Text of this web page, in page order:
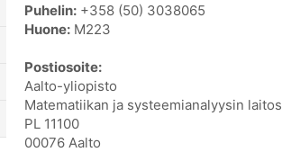
Puhelin: +358 (50) 3038065
Huone: M223
Postiosoite:
Aalto-yliopisto
Matematiikan ja systeemianalyysin laitos
PL 11100
00076 Aalto